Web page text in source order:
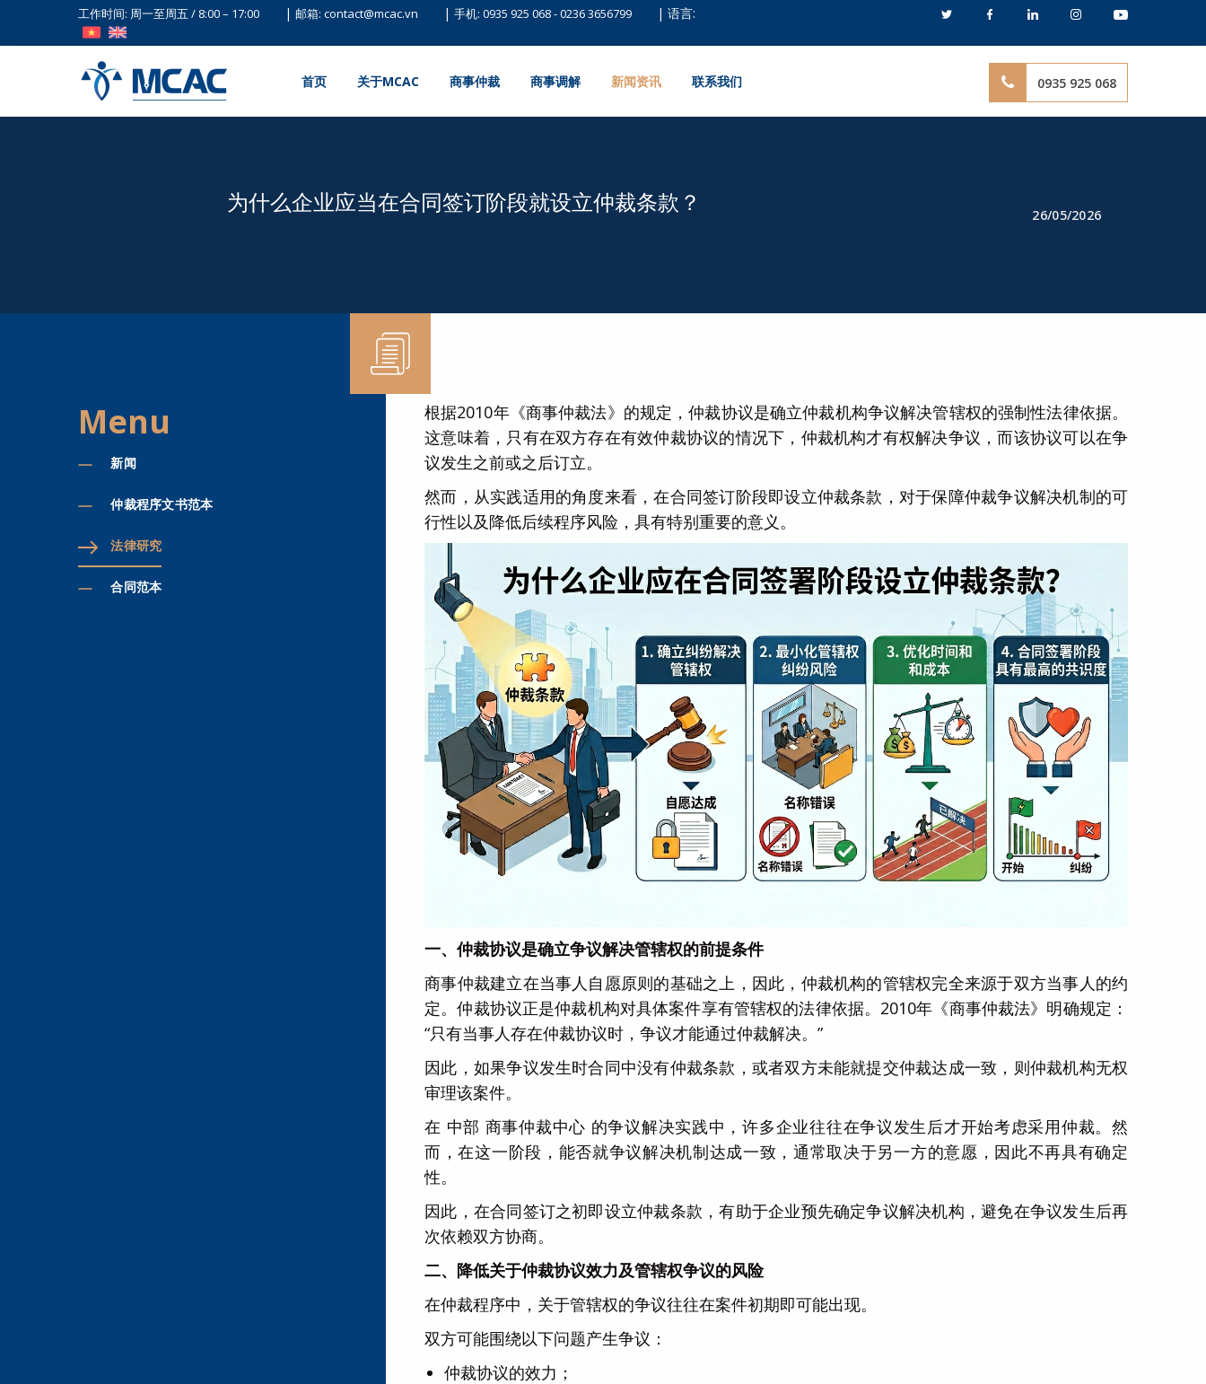
工作时间: 周一至周五 / 8:00 – 17:00 | 邮箱: contact@mcac.vn | 手机: 0935 925 068-0236 3656799 | 语言:
首页 关于MCAC 商事仲裁 商事调解 新闻资讯 联系我们 0935 925 068
为什么企业应当在合同签订阶段就设立仲裁条款？ 26/05/2026
Menu
新闻
仲裁程序文书范本
法律研究
合同范本
根据2010年《商事仲裁法》的规定，仲裁协议是确立仲裁机构争议解决管辖权的强制性法律依据。
这意味着，只有在双方存在有效仲裁协议的情况下，仲裁机构才有权解决争议，而该协议可以在争
议发生之前或之后订立。
然而，从实践适用的角度来看，在合同签订阶段即设立仲裁条款，对于保障仲裁争议解决机制的可
行性以及降低后续程序风险，具有特别重要的意义。
一、仲裁协议是确立争议解决管辖权的前提条件
商事仲裁建立在当事人自愿原则的基础之上，因此，仲裁机构的管辖权完全来源于双方当事人的约
定。仲裁协议正是仲裁机构对具体案件享有管辖权的法律依据。2010年《商事仲裁法》明确规定：
“只有当事人存在仲裁协议时，争议才能通过仲裁解决。”
因此，如果争议发生时合同中没有仲裁条款，或者双方未能就提交仲裁达成一致，则仲裁机构无权
审理该案件。
在 中部 商事仲裁中心 的争议解决实践中，许多企业往往在争议发生后才开始考虑采用仲裁。然
而，在这一阶段，能否就争议解决机制达成一致，通常取决于另一方的意愿，因此不再具有确定
性。
因此，在合同签订之初即设立仲裁条款，有助于企业预先确定争议解决机构，避免在争议发生后再
次依赖双方协商。
二、降低关于仲裁协议效力及管辖权争议的风险
在仲裁程序中，关于管辖权的争议往往在案件初期即可能出现。
双方可能围绕以下问题产生争议：
仲裁协议的效力；